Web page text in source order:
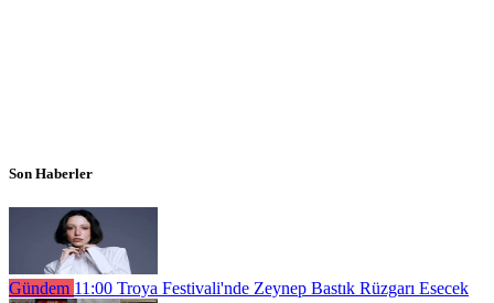
Son Haberler
Gündem 11:00 Troya Festivali'nde Zeynep Bastık Rüzgarı Esecek